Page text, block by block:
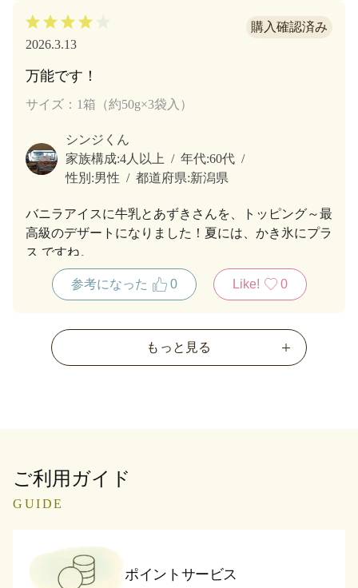
2026.3.13
万能です！
サイズ：1箱（約50g×3袋入）
シンジくん
家族構成:4人以上 年代:60代
性別:男性 都道府県:新潟県
バニラアイスに牛乳とあずきさんを、トッピング～最
高級のデザートになりました！夏には、かき氷にプラ
ス ですね。
参考になった 0 Like! 0
もっと見る
ご利用ガイド
GUIDE
ポイントサービス